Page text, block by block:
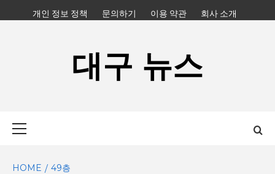
to
개인 정보 정책 문의하기 이용 약관 회사 소개
대구 뉴스
HOME 49층